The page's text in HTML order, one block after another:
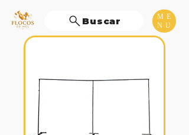
ME
NU
Buscar